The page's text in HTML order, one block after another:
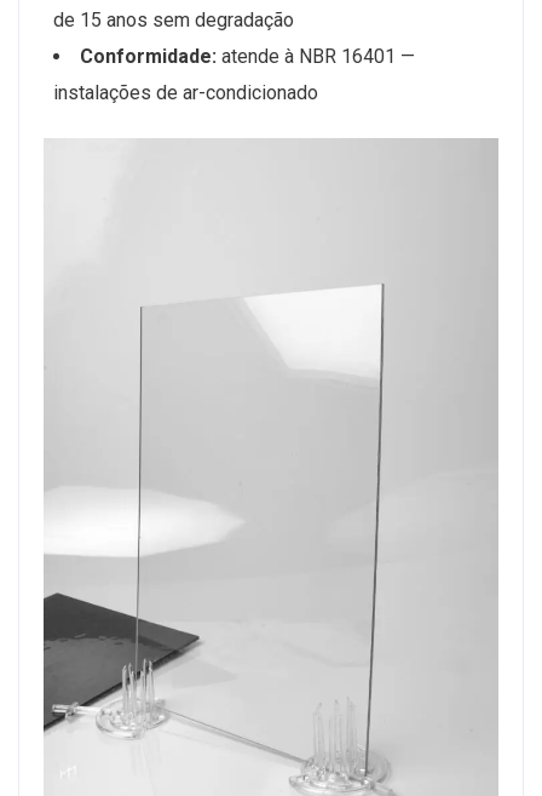
de 15 anos sem degradação
Conformidade: atende à NBR 16401 —
instalações de ar-condicionado